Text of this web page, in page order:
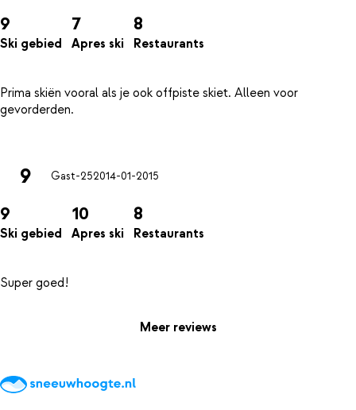
9
Ski gebied
7
Apres ski
8
Restaurants
Prima skiën vooral als je ook offpiste skiet. Alleen voor
gevorderden.
9 Gast-252014-01-2015
9
Ski gebied
10
Apres ski
8
Restaurants
Meer reviews